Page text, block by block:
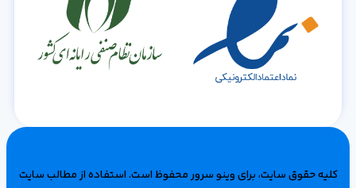
کلیه حقوق سایت، برای وینو سرور محفوظ است‌. استفاده از مطالب سایت